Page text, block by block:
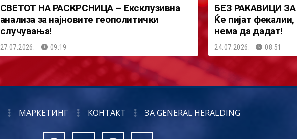
СВЕТОТ НА РАСКРСНИЦА – Ексклузивна
анализа за најновите геополитички
случувања!
27.07.2026. 09:19
БЕЗ РАКАВИЦИ
Ќе пијат
нема да дадат!
24.07.2026. 08:51
МАРКЕТИНГ КОНТАКТ ЗА GENERAL HERALDING